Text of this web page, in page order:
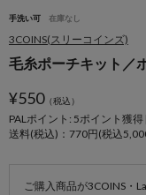
手洗い可 在庫なし
3COINS(スリーコインズ)
毛糸ポーチキット／
¥550（税込）
PALポイント: 5ポイント獲得
送料(税込)：770円(税込
ご購入商品が3COINS・